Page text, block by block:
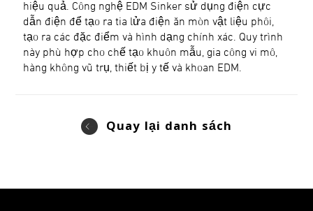
hiệu quả. Công nghệ EDM Sinker sử dụng điện cực
dẫn điện để tạo ra tia lửa điện ăn mòn vật liệu phôi,
tạo ra các đặc điểm và hình dạng chính xác. Quy trình
này phù hợp cho chế tạo khuôn mẫu, gia công vi mô,
hàng không vũ trụ, thiết bị y tế và khoan EDM.
Quay lại danh sách